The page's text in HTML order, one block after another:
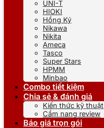
UNI-T
HIOKI
Hồng Ký
Nikawa
Nikita
Ameca
Tasco
Super Stars
HPMM
Minbao
Combo tiết kiệm
Chia sẻ & đánh giá
Kiến thức kỹ thuật
Cẩm nang review
Báo giá trọn gói